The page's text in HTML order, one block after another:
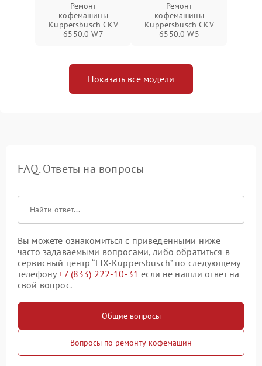
Ремонт
кофемашины
Kuppersbusch CKV
6550.0 W7
Ремонт
кофемашины
Kuppersbusch CKV
6550.0 W5
Показать все модели
FAQ. Ответы на вопросы
Вы можете ознакомиться с приведенными ниже
часто задаваемыми вопросами, либо обратиться в
сервисный центр “FIX-Kuppersbusch” по следующему
телефону+7 (833) 222-10-31 если не нашли ответ на
свой вопрос.
Общие вопросы
Вопросы по ремонту кофемашин